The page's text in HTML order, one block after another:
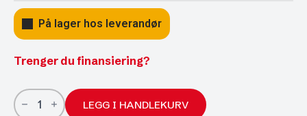
På lager hos leverandør
Trenger du finansiering?
Ifor
Williams
LEGG I HANDLEKURV